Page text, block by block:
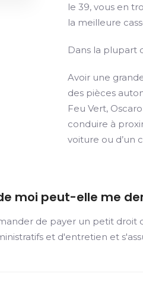
le 39, vous en
la meilleure
Dans la plupart
Avoir une
des pièces
Feu Vert,
conduire à
voiture ou d’un
moi peut-elle me
de payer un petit
et d'entretien et